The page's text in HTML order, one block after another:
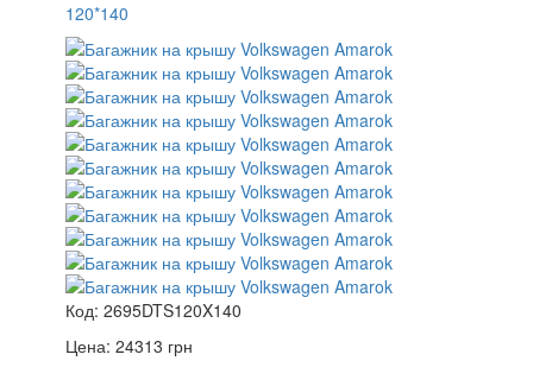
120*140
Код: 2695DTS120X140
Цена: 24313 грн